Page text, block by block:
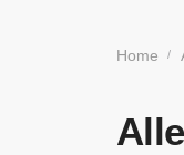
Home /